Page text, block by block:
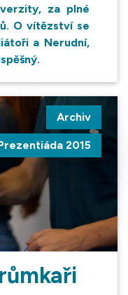
za plné
O vítězství se
a Nerudní,
Archiv
2015